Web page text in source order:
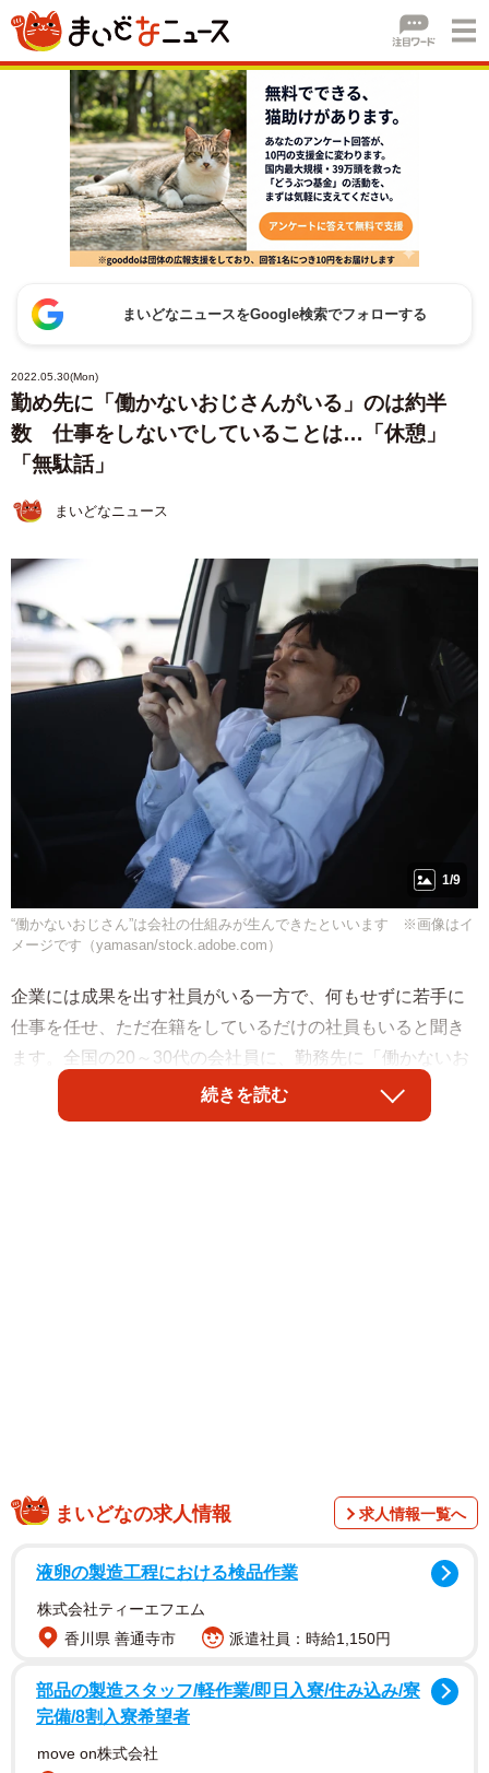
まいどなニュースをGoogle検索でフォローする
2022.05.30(Mon)
勤め先に「働かないおじさんがいる」のは約半
数 仕事をしないでしていることは…「休憩」
「無駄話」
まいどなニュース
1/9
“働かないおじさん”は会社の仕組みが生んできたといいます ※画像はイ
メージです（yamasan/stock.adobe.com）
企業には成果を出す社員がいる一方で、何もせずに若手に
仕事を任せ、ただ在籍をしているだけの社員もいると聞き
ます。全国の20～30代の会社員に、勤務先に「働かないお
じさん」がいるかどうかを聞いたところ、約半数が「い
る」と回答しました。また「働かないおじさんがいる」と
経営・組織コンサルティングや従業員向け研修を展開する
株式会社識学が2022年4月に、全国の従業員数300名以上の
続きを読む
まいどなの求人情報 求人情報一覧へ
液卵の製造工程における検品作業
株式会社ティーエフエム
香川県 善通寺市
派遣社員：時給1,150円
部品の製造スタッフ/軽作業/即日入寮/住み込み/寮
完備/8割入寮希望者
move on株式会社